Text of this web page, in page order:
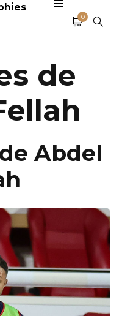
0
de
Abdel